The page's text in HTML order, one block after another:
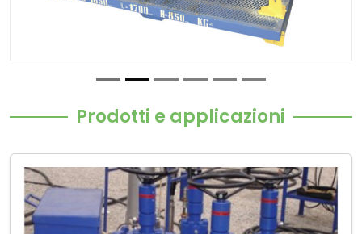
Prodotti e applicazioni